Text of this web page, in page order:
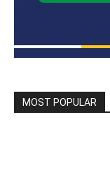
MOST POPULAR